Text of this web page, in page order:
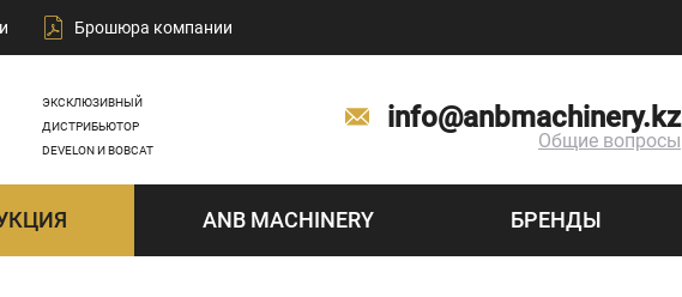
Брошюра компании
ЭКСКЛЮЗИВНЫЙ
ДИСТРИБЬЮТОР
DEVELON И BOBCAT
info@anbmachinery.kz
Общие вопросы
ANB MACHINERY БРЕНДЫ